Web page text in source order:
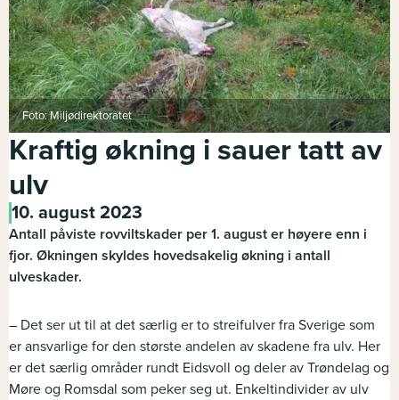
Foto: Miljødirektoratet
Kraftig økning i sauer tatt av
ulv
10. august 2023
Antall påviste rovviltskader per 1. august er høyere enn i
fjor. Økningen skyldes hovedsakelig økning i antall
ulveskader.
– Det ser ut til at det særlig er to streifulver fra Sverige som
er ansvarlige for den største andelen av skadene fra ulv. Her
er det særlig områder rundt Eidsvoll og deler av Trøndelag og
Møre og Romsdal som peker seg ut. Enkeltindivider av ulv